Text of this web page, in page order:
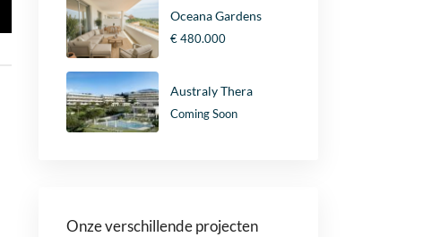
Oceana Gardens
€ 480.000
Australy Thera
Coming Soon
Onze verschillende projecten